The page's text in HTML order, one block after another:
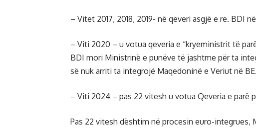
– Vitet 2017, 2018, 2019- në qeveri asgjë e re. BDI
– Viti 2020 – u votua qeveria e “kryeministrit të
BDI mori Ministrinë e punëve të jashtme për ta
së nuk arriti ta integrojë Maqedoninë e Veriut në BE.
– Viti 2024 – pas 22 vitesh u votua Qeveria e parë
Pas 22 vitesh dështim në procesin euro-integrues,